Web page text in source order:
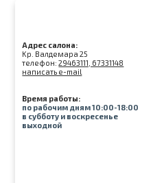
Адрес салона:
Kр. Валдемара 25
телефон:29463111, 67331148
написать e-mail
Время работы:
по рабочим дням 10:00-18:00
в субботу и воскресенье
выходной